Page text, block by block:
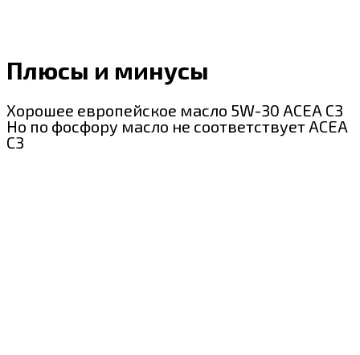
Плюсы и минусы
Хорошее европейское масло 5W-30 ACEA C3
Но по фосфору масло не соответствует ACEA
C3